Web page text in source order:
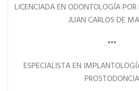
LICENCIADA EN ODONTOLOGÍA
JUAN CARLOS DE
•••
ESPECIALISTA EN
PROSTODONCIA